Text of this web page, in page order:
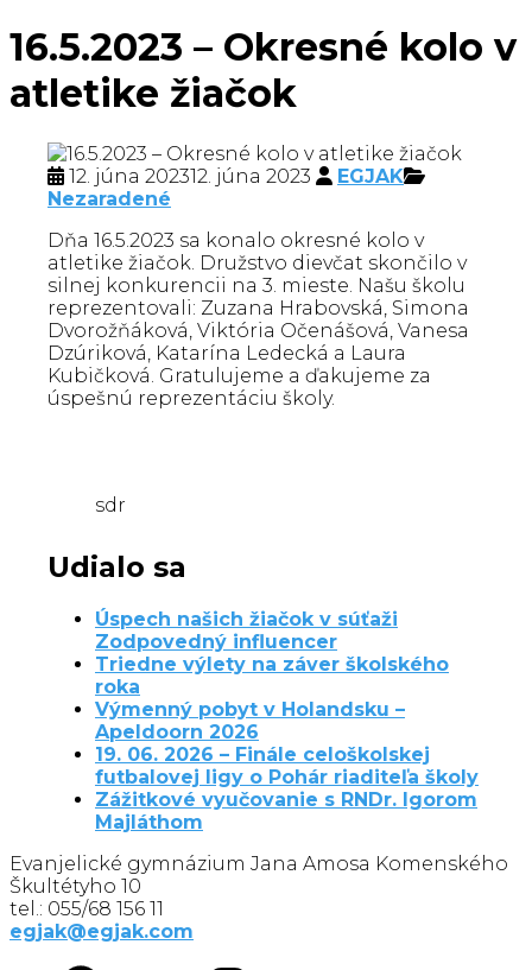
16.5.2023 – Okresné kolo v
atletike žiačok
12. júna 202312. júna 2023
EGJAK
Nezaradené
Dňa 16.5.2023 sa konalo okresné kolo v
atletike žiačok. Družstvo dievčat skončilo v
silnej konkurencii na 3. mieste. Našu školu
reprezentovali: Zuzana Hrabovská, Simona
Dvorožňáková, Viktória Očenášová, Vanesa
Dzúriková, Katarína Ledecká a Laura
Kubičková. Gratulujeme a ďakujeme za
úspešnú reprezentáciu školy.
sdr
Udialo sa
Úspech našich žiačok v súťaži
Zodpovedný influencer
Triedne výlety na záver školského
roka
Výmenný pobyt v Holandsku –
Apeldoorn 2026
19. 06. 2026 – Finále celoškolskej
futbalovej ligy o Pohár riaditeľa školy
Zážitkové vyučovanie s RNDr. Igorom
Majláthom
Evanjelické gymnázium Jana Amosa Komenského
Škultétyho 10
tel.: 055/68 156 11
egjak@egjak.com